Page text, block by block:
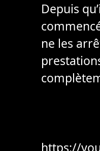
Depuis
ne les
https://